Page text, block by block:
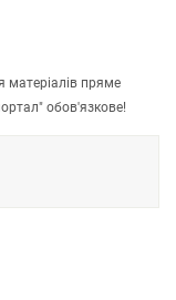
матеріалів пряме
обов'язкове!